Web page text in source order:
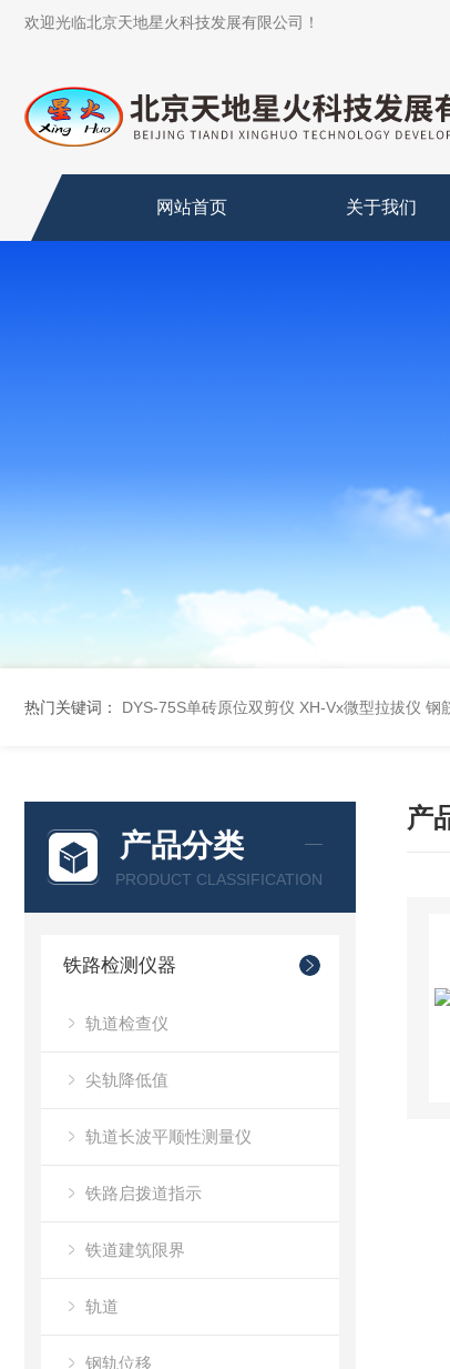
欢迎光临北京天地星火科技发展有限公司！
网站首页 关于我们
热门关键词： DYS-75S单砖原位双剪仪 XH-Vx微型拉拔仪 钢
产品分类
PRODUCT CLASSIFICATION
铁路检测仪器
轨道检查仪
尖轨降低值
轨道长波平顺性测量仪
铁路启拨道指示
铁道建筑限界
轨道
钢轨位移
产